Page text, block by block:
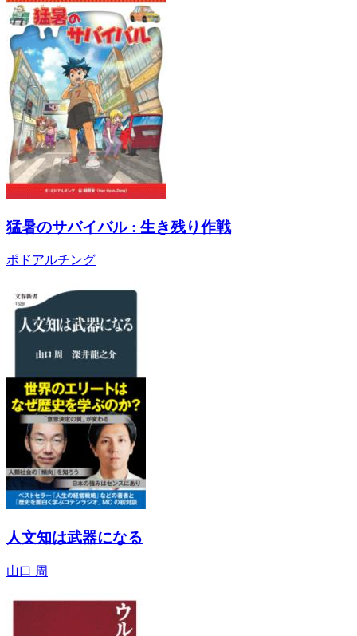
猛暑のサバイバル : 生き残り作戦
ポドアルチング
人文知は武器になる
山口 周